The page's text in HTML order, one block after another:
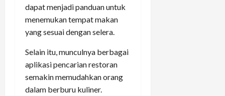
dapat menjadi panduan untuk
menemukan tempat makan
yang sesuai dengan selera.
Selain itu, munculnya berbagai
aplikasi pencarian restoran
semakin memudahkan orang
dalam berburu kuliner.